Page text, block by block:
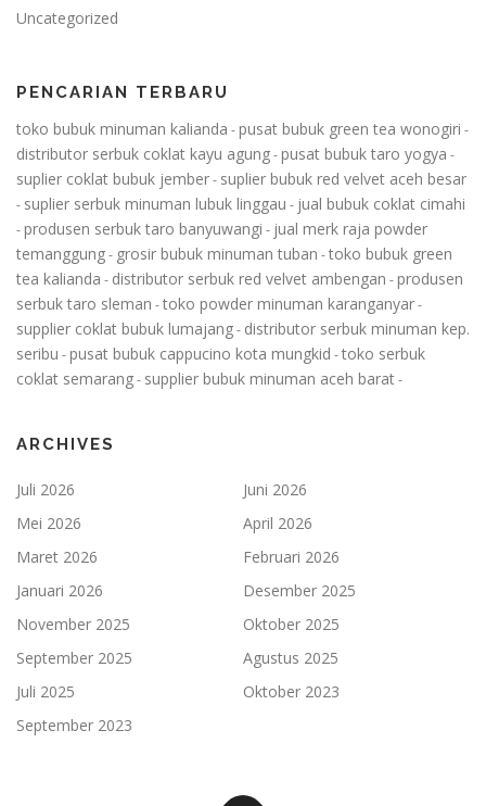
Uncategorized
PENCARIAN TERBARU
toko bubuk minuman kalianda -pusat bubuk green tea wonogiri -
distributor serbuk coklat kayu agung-pusat bubuk taro yogya -
suplier coklat bubuk jember- suplier bubuk red velvet aceh besar
- suplier serbuk minuman lubuk linggau - jual bubuk coklat cimahi
-produsen serbuk taro banyuwangi - jual merk raja powder
temanggung- grosir bubuk minuman tuban -toko bubuk green
tea kalianda - distributor serbuk red velvet ambengan -produsen
serbuk taro sleman -toko powder minuman karanganyar-
supplier coklat bubuk lumajang- distributor serbuk minuman kep.
seribu -pusat bubuk cappucino kota mungkid -toko serbuk
coklat semarang- supplier bubuk minuman aceh barat-
ARCHIVES
Juli 2026
Juni 2026
Mei 2026
April 2026
Maret 2026
Februari 2026
Januari 2026
Desember 2025
November 2025
Oktober 2025
September 2025
Agustus 2025
Juli 2025
Oktober 2023
September 2023